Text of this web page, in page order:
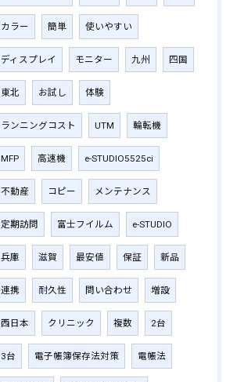
カラー 簡単 使いやすい
ディスプレイ モニター 九州 四国
東北 お試し 体験
ランニングコスト UTM 輪転機
MFP 高速機 e-STUDIO5525ci
不動産 コピー メンテナンス
定期訪問 富士フイルム e-STUDIO
兵庫 滋賀 最安値 保証 新品
連携 耐久性 問い合わせ 増設
西日本 クリニック 複数 2台
3台 電子帳簿保存法対策 電帳法